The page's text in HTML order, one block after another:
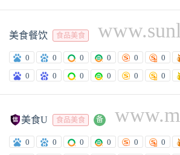
美食餐饮 食品美食
0 0 0 0 0 0
0
0 0 0 0 0
美食U 食品美食 备
0 0 0 0 0 0